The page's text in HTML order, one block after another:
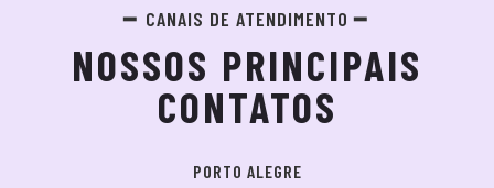
CANAIS DE ATENDIMENTO
NOSSOS PRINCIPAIS
CONTATOS
PORTO ALEGRE